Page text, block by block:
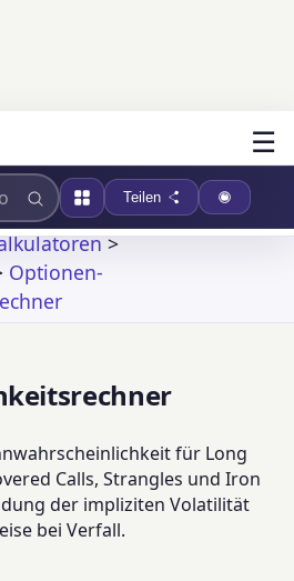
☰
Teilen
>
Optionen-
für Long
Calls, Strangles und Iron
der impliziten Volatilität
bei Verfall.